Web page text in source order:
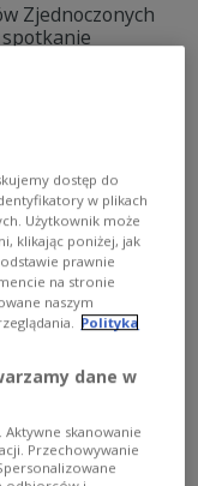
Zjednoczonych
rządu od czasu
Zbrojnych
dostęp do
w plikach
Użytkownik może
klikając poniżej, jak
prawnie
na stronie
naszym
Polityka
dane w
Aktywne skanowanie
Przechowywanie